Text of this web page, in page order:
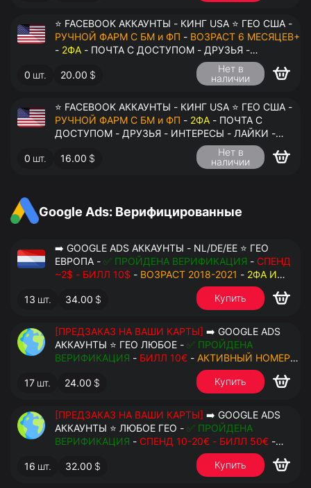
⭐ FACEBOOK АККАУНТЫ - КИНГ USA ⭐ ГЕО США -
РУЧНОЙ ФАРМ С БМ и ФП - ВОЗРАСТ 6 МЕСЯЦЕВ+
- 2ФА - ПОЧТА С ДОСТУПОМ - ДРУЗЬЯ -
ИНТЕРЕСЫ - ЛАЙКИ - КОММЕНТАРИИ - ПЕРЕДАЧА
В АНТИДЕТЕКТ
0 шт. 20.00 $
Нет в
наличии
⭐ FACEBOOK АККАУНТЫ - КИНГ USA ⭐ ГЕО США -
РУЧНОЙ ФАРМ С БМ и ФП - 2ФА - ПОЧТА С
ДОСТУПОМ - ДРУЗЬЯ - ИНТЕРЕСЫ - ЛАЙКИ -
КОММЕНТАРИИ - ПЕРЕДАЧА В АНТИДЕТЕКТ
0 шт. 16.00 $
Нет в
наличии
Google Ads: Верифицированные
➡️ GOOGLE ADS АККАУНТЫ - NL/DE/EE ⭐ ГЕО
ЕВРОПА - ✅ ПРОЙДЕНА ВЕРИФИКАЦИЯ - СПЕНД
~2$ - БИЛЛ 10$ - ВОЗРАСТ 2018-2021 - 2ФА И
- РУЧНОЙ ФАРМ - РЕЗЕРВНАЯ
ПОЧТА С ДОСТУПОМ - ПЕРЕДАЧА В OCTO
13 шт. 34.00 $ Купить
[ПРЕДЗАКАЗ НА ВАШИ КАРТЫ] ➡️ GOOGLE ADS
АККАУНТЫ ⭐ ГЕО ЛЮБОЕ - ✅ ПРОЙДЕНА
ВЕРИФИКАЦИЯ - БИЛЛ 10€ - АКТИВНЫЙ НОМЕР
2ФА И РЕЗЕРВНЫЕ КОДЫ
- РУЧНОЙ ФАРМ - РЕЗЕРВНАЯ ПОЧТА С
ДОСТУПОМ - ПЕРЕДАЧА В АНТИДЕТЕКТ
17 шт. 24.00 $ Купить
[ПРЕДЗАКАЗ НА ВАШИ КАРТЫ] ➡️ GOOGLE ADS
АККАУНТЫ ⭐ ЛЮБОЕ ГЕО - ✅ ПРОЙДЕНА
ВЕРИФИКАЦИЯ - СПЕНД 10-20€ - БИЛЛ 50€ -
АКТИВНЫЙ НОМЕР ДЛЯ ПОВТОРНЫХ СМС-
И РЕЗЕРВНЫЕ КОДЫ
- РУЧНОЙ ФАРМ -
РЕЗЕРВНАЯ ПОЧТА С ДОСТУПОМ - ПЕРЕДАЧА В
16 шт. 32.00 $ Купить